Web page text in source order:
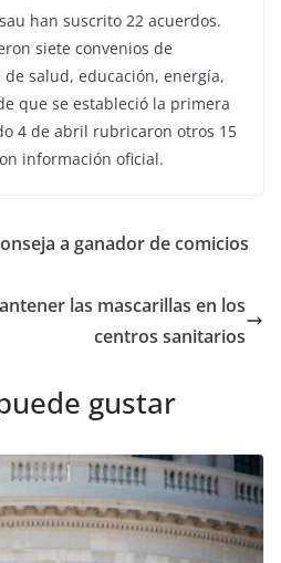
han suscrito 22 acuerdos.
siete convenios de
salud, educación, energía,
que se estableció la primera
4 de abril rubricaron otros 15
información oficial.
a ganador de comicios
las mascarillas en los
centros sanitarios
gustar